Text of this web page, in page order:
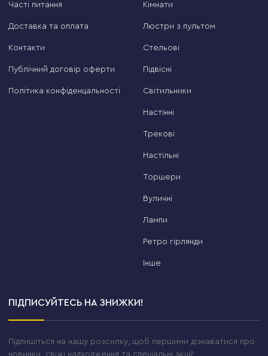
Часті питання
Доставка та оплата
Контакти
Публічний договір оферти
Політика конфіденцальності
Кімнати
Люстри з пультом
Стельові
Підвісні
Світильники
Настінні
Трекові
Настільні
Торшери
Вуличні
Лампи
Ретро гірлянди
Інше
ПІДПИСУЙТЕСЬ НА ЗНИЖКИ!
Підпишіться на нашу розсилку, щоб першими дізнаватися про
новинки, свіжі надходження та спеціальні акції!